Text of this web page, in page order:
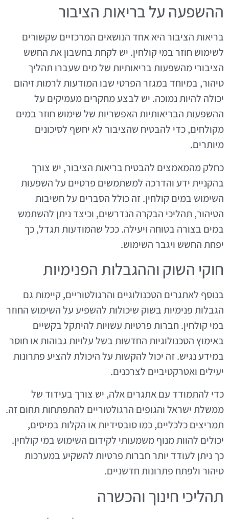
ההשפעה על בריאות הציבור
בריאות הציבור היא אחד הנושאים המרכזיים שקשורים
לשימוש חוזר במי קולחין. יש לקחת בחשבון את החשש
הציבורי מהשפעות בריאותיות של מים שעברו תהליך
טיהור, במיוחד במגזר הפרטי שבו המודעות לרמות זיהום
יכולה להיות נמוכה. יש לבצע מחקרים מעמיקים על
ההשפעות הבריאותיות האפשריות של שימוש חוזר במים
מקולחים, כדי להבטיח שהציבור לא יחשף לסיכונים
מיותרים.
כחלק מהמאמצים להבטיח בריאות הציבור, יש צורך
בהקניית ידע והדרכה למשתמשים פרטיים על השפעות
השימוש במים קולחין. זה כולל הסברים על חשיבות
הטיהור, תהליכי הבקרה הנדרשים, וכיצד ניתן להשתמש
במים בצורה בטוחה ויעילה. ככל שהמודעות תגדל, כך
יפחת החשש ויגבר השימוש.
חוקי השוק וההגבלות הפנימיות
בנוסף לאתגרים הטכנולוגיים והרגולטוריים, קיימות גם
הגבלות פנימיות בשוק שיכולות להשפיע על השימוש החוזר
במי קולחין. חברות פרטיות עשויות להיתקל בקשיים
באימוץ הטכנולוגיות החדשות בשל עלויות גבוהות או חוסר
במידע נגיש. זה יכול להקשות על היכולת להציע פתרונות
יעילים ואטרקטיביים לצרכנים.
כדי להתמודד עם אתגרים אלה, יש צורך בעידוד של
ממשלת ישראל והגופים הרגולטוריים להתפתחות תחום זה.
תמריצים כלכליים, כמו סובסידיות או הקלות במיסים,
יכולים להוות מנוף משמעותי לקידום השימוש במי קולחין.
כך ניתן לעודד יותר חברות פרטיות להשקיע במערכות
טיהור ולפתח פתרונות חדשניים.
תהליכי חינוך והכשרה